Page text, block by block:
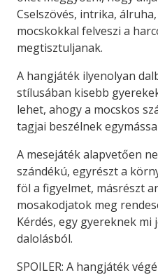
Cselszövés, intrika,
mocskokkal felveszi a
megtisztuljanak.
A hangjáték ilyenolyan
stílusában kisebb
lehet, ahogy a mocskos
tagjai beszélnek
A mesejáték alapvetően
szándékú, egyrészt a
föl a figyelmet, másrészt
mosakodjatok meg
Kérdés, egy gyereknek mi
dalolásból.
SPOILER: A hangjáték